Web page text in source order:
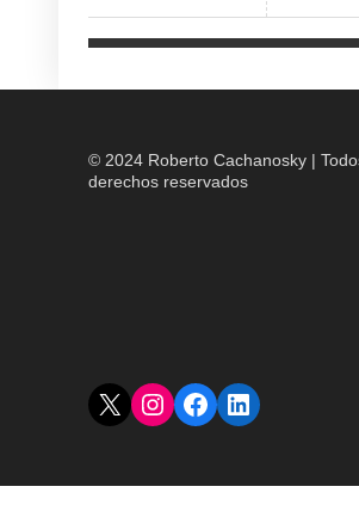
© 2024 Roberto Cachanosky |
derechos reservados
X Instagram
Facebook
LinkedIn